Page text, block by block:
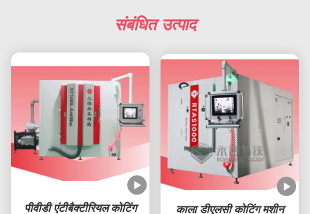
संबंधित उत्पाद
पीवीडी एंटीबैक्टीरियल कोटिंग
काला डीएलसी कोटिंग मशीन